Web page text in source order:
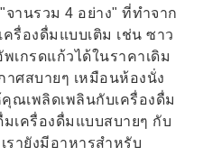
านรวม 4 อย่าง" ที่ทำจาก
รื่องดื่มแบบเติม เช่น ซาว
เกรดแก้วได้ในราคาเดิม
าศสบายๆ เหมือนห้องนั่ง
เพลิดเพลินกับเครื่องดื่ม
เครื่องดื่มแบบสบายๆ กับ
รายังมีอาหารสำหรับ